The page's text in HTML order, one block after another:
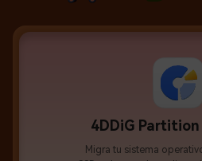
4DDiG
Migra tu sistema